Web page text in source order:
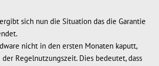
sich nun die Situation das die Garantie
nicht in den ersten Monaten kaputt,
Regelnutzungszeit. Dies bedeutet, dass